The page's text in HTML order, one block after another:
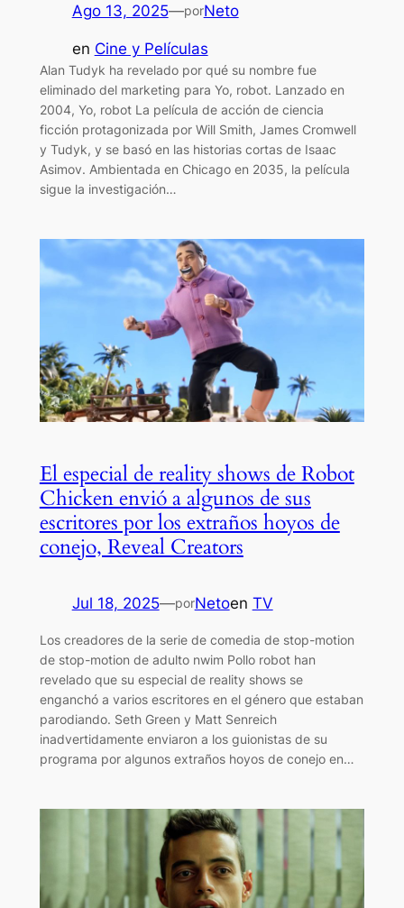
Ago 13, 2025—porNeto
en Cine y Películas
Alan Tudyk ha revelado por qué su nombre fue
eliminado del marketing para Yo, robot. Lanzado en
2004, Yo, robot La película de acción de ciencia
ficción protagonizada por Will Smith, James Cromwell
y Tudyk, y se basó en las historias cortas de Isaac
Asimov. Ambientada en Chicago en 2035, la película
sigue la investigación…
El especial de reality shows de Robot
Chicken envió a algunos de sus
escritores por los extraños hoyos de
conejo, Reveal Creators
Jul 18, 2025—porNetoen TV
Los creadores de la serie de comedia de stop-motion
de stop-motion de adulto nwim Pollo robot han
revelado que su especial de reality shows se
enganchó a varios escritores en el género que estaban
parodiando. Seth Green y Matt Senreich
inadvertidamente enviaron a los guionistas de su
programa por algunos extraños hoyos de conejo en…